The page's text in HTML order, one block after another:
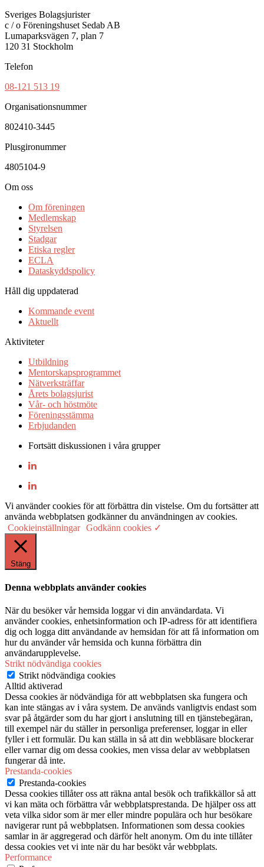
Sveriges Bolagsjurister
c / o Föreningshuset Sedab AB
Lumaparksvägen 7, plan 7
120 31 Stockholm
Telefon
08-121 513 19
Organisationsnummer
802410-3445
Plusgironummer
4805104-9
Om oss
Om föreningen
Medlemskap
Styrelsen
Stadgar
Etiska regler
ECLA
Dataskyddspolicy
Håll dig uppdaterad
Kommande event
Aktuellt
Aktiviteter
Utbildning
Mentorskapsprogrammet
Nätverksträffar
Årets bolagsjurist
Vår- och höstmöte
Föreningsstämma
Erbjudanden
Fortsätt diskussionen i våra grupper
Vi använder cookies för att förbättra din vistelse. Om du fortsätter att
använda webbplatsen godkänner du användningen av cookies.
Cookieinställningar Godkänn cookies ✓
Stäng
Denna webbplats använder cookies
När du besöker vår hemsida loggar vi din användardata. Vi
använder cookies, enhetsinformation och IP-adress för att identifiera
dig och logga ditt användande av hemsidan för att få information om
hur du använder vår hemsida och kunna förbättra din
användarupplevelse.
Strikt nödvändiga cookies
Strikt nödvändiga cookies
Alltid aktiverad
Dessa cookies är nödvändiga för att webbplatsen ska fungera och
kan inte stängas av i våra system. De används vanligtvis endast som
svar på åtgärder som du har gjort i anslutning till en tjänstebegäran,
till exempel när du ställer in personliga preferenser, loggar in eller
fyller i ett formulär. Du kan ställa in så att din webbläsare blockerar
eller varnar dig om dessa cookies, men vissa delar av webbplatsen
fungerar då inte.
Prestanda-cookies
Prestanda-cookies
Dessa cookies tillåter oss att räkna antal besök och trafikkällor så att
vi kan mäta och förbättra vår webbplatsprestanda. De hjälper oss att
veta vilka sidor som är mer eller mindre populära och hur besökare
navigerar runt på webbplatsen. Informationen som dessa cookies
samlar in är aggregerad och därför helt anonym. Om du inte tillåter
dessa cookies vet vi inte när du har besökt vår webbplats.
Performance